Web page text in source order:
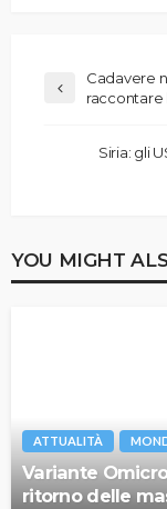
Cadavere
raccontare
Siria: gli
YOU MIGHT
ATTUALITÀ
Variante
ritorno delle